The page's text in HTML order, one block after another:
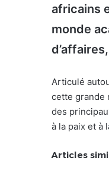
africains
monde
Articulé
cette grande
des
à la paix et à
Articles